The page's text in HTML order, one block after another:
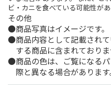
ビ・カニを食べている可能性があ
その他
商品写真はイメージです。
商品内容として記載され
する商品に含まれておりま
商品の色は、ご覧になる
際と異なる場合があります